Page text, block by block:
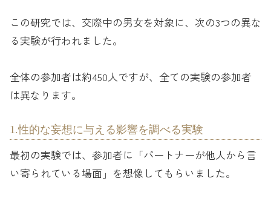
この研究では、交際中の男女を対象に、次の3つの異な
る実験が行われました。
全体の参加者は約450人ですが、全ての実験の参加者
は異なります。
1.性的な妄想に与える影響を調べる実験
最初の実験では、参加者に「パートナーが他人から言
い寄られている場面」を想像してもらいました。